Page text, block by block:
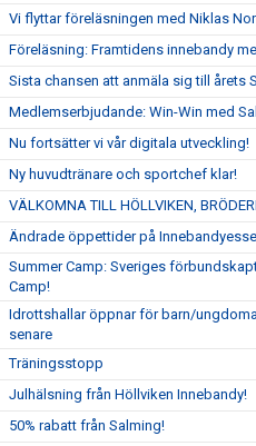
Vi flyttar föreläsningen med Niklas
Föreläsning: Framtidens innebandy
Sista chansen att anmäla sig till årets
Medlemserbjudande: Win-Win med
Nu fortsätter vi vår digitala utveckling!
Ny huvudtränare och sportchef klar!
VÄLKOMNA TILL HÖLLVIKEN,
Ändrade öppettider på
Summer Camp: Sveriges
Camp!
Idrottshallar öppnar för barn/
senare
Träningsstopp
Julhälsning från Höllviken Innebandy!
50% rabatt från Salming!